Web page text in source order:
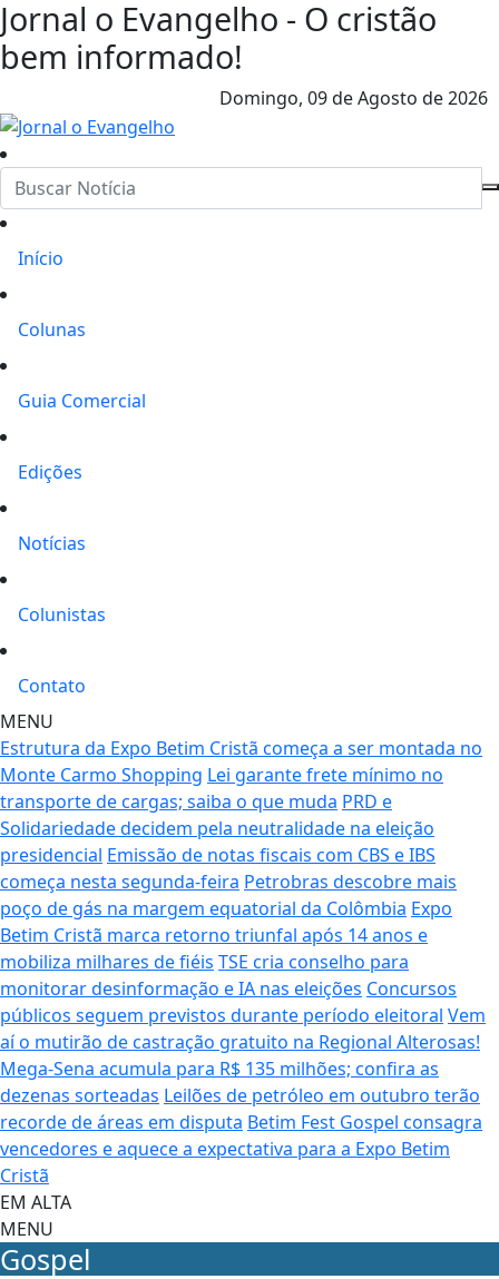
Jornal o Evangelho - O cristão
bem informado!
Domingo, 09 de Agosto de 2026
Início
Colunas
Guia Comercial
Edições
Notícias
Colunistas
Contato
MENU
Estrutura da Expo Betim Cristã começa a ser montada no
Monte Carmo Shopping Lei garante frete mínimo no
transporte de cargas; saiba o que muda PRD e
Solidariedade decidem pela neutralidade na eleição
presidencial Emissão de notas fiscais com CBS e IBS
começa nesta segunda-feira Petrobras descobre mais
poço de gás na margem equatorial da Colômbia Expo
Betim Cristã marca retorno triunfal após 14 anos e
mobiliza milhares de fiéis TSE cria conselho para
monitorar desinformação e IA nas eleições Concursos
públicos seguem previstos durante período eleitoral Vem
aí o mutirão de castração gratuito na Regional Alterosas!
Mega-Sena acumula para R$ 135 milhões; confira as
dezenas sorteadas Leilões de petróleo em outubro terão
recorde de áreas em disputa Betim Fest Gospel consagra
vencedores e aquece a expectativa para a Expo Betim
Cristã
EM ALTA
MENU
Gospel